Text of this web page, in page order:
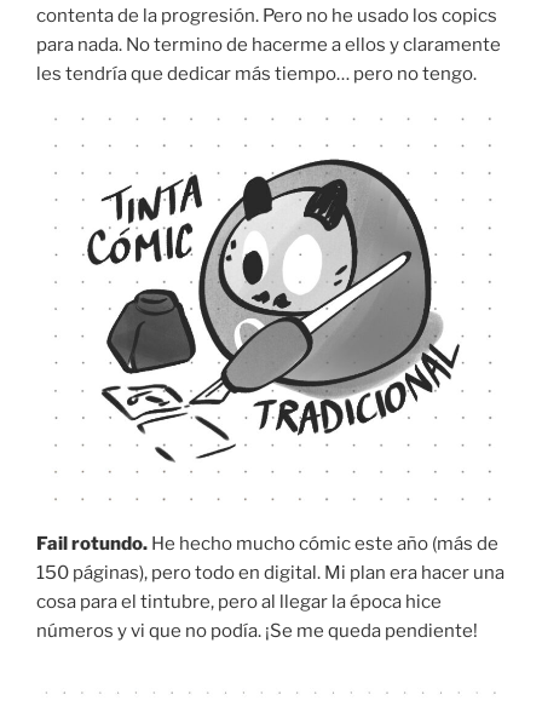
contenta de la progresión. Pero no he usado los copics
para nada. No termino de hacerme a ellos y claramente
les tendría que dedicar más tiempo… pero no tengo.
Fail rotundo. He hecho mucho cómic este año (más de
150 páginas), pero todo en digital. Mi plan era hacer una
cosa para el tintubre, pero al llegar la época hice
números y vi que no podía. ¡Se me queda pendiente!